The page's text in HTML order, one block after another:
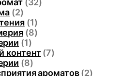
(32)
(2)
(1)
(8)
(1)
контент(7)
(8)
ароматов(2)